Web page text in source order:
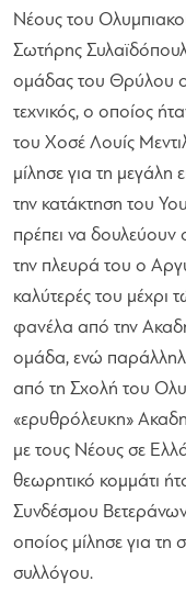
Νέους του
Σωτήρης
ομάδας του Θρύλου
τεχνικός, ο οποίος
του Χοσέ Λουίς
μίλησε για τη
την κατάκτηση του
πρέπει να δουλεύουν
την πλευρά του ο
καλύτερές του μέχρι
φανέλα από την
ομάδα, ενώ
από τη Σχολή του
«ερυθρόλευκη»
με τους Νέους σε
θεωρητικό κομμάτι
Συνδέσμου
οποίος μίλησε για τη
συλλόγου.